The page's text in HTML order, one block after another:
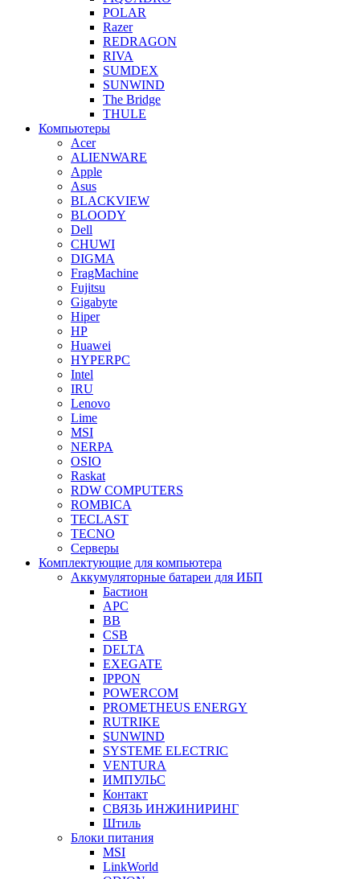
POLAR
Razer
REDRAGON
RIVA
SUMDEX
SUNWIND
The Bridge
THULE
Компьютеры
Acer
ALIENWARE
Apple
Asus
BLACKVIEW
BLOODY
Dell
CHUWI
DIGMA
FragMachine
Fujitsu
Gigabyte
Hiper
HP
Huawei
HYPERPC
Intel
IRU
Lenovo
Lime
MSI
NERPA
OSIO
Raskat
RDW COMPUTERS
ROMBICA
TECLAST
TECNO
Серверы
Комплектующие для компьютера
Аккумуляторные батареи для ИБП
Бастион
APC
BB
CSB
DELTA
EXEGATE
IPPON
POWERCOM
PROMETHEUS ENERGY
RUTRIKE
SUNWIND
SYSTEME ELECTRIC
VENTURA
ИМПУЛЬС
Контакт
СВЯЗЬ ИНЖИНИРИНГ
Штиль
Блоки питания
MSI
LinkWorld